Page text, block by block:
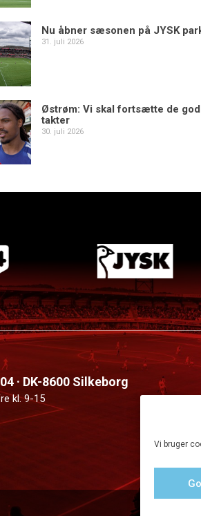
Vi bruger
Nu åbner sæsonen på JYSK
31. juli 2026
Østrøm: Vi skal fortsætte de
takter
30. juli 2026
· DK-8600 Silkeborg
kl. 9-15